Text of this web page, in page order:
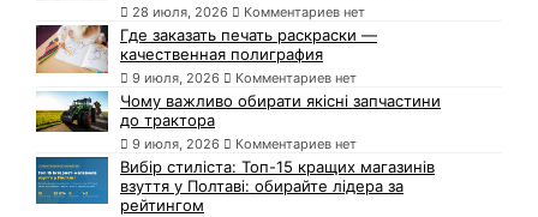
28 июля, 2026 Комментариев нет
Где заказать печать раскраски —
качественная полиграфия
9 июля, 2026 Комментариев нет
Чому важливо обирати якісні запчастини
до трактора
9 июля, 2026 Комментариев нет
Вибір стиліста: Топ-15 кращих магазинів
взуття у Полтаві: обирайте лідера за
рейтингом